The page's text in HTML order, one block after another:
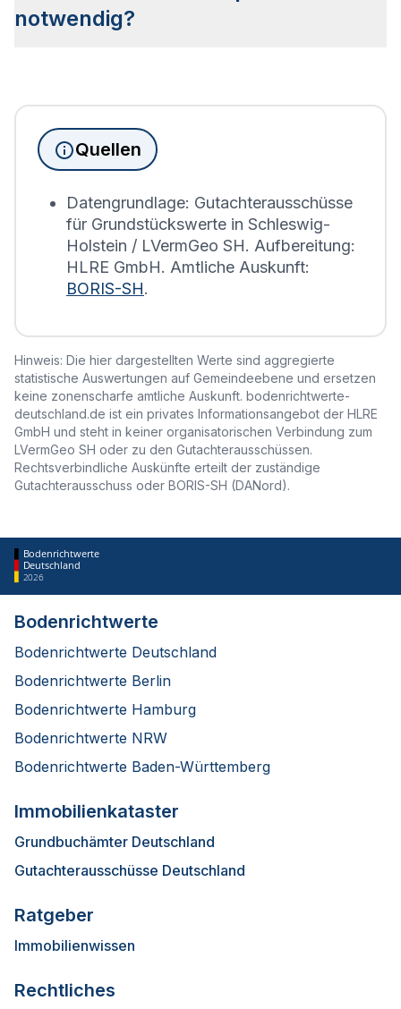
Bodenrichtwertzonen unterteilt, die Aufschluss
über den Wert des Bodens sowie die Bebauung
notwendig?
Immobilien, die sich in Schülp bei Nortorf
befinden, wird die Grundsteuererklärung auf Basis
des Bodenrichtwerts des entsprechenden Jahres
Quellen
Datengrundlage: Gutachterausschüsse
für Grundstückswerte in Schleswig-
Holstein / LVermGeo SH. Aufbereitung:
HLRE GmbH. Amtliche Auskunft:
BORIS-SH.
Hinweis: Die hier dargestellten Werte sind aggregierte
statistische Auswertungen auf Gemeindeebene und ersetzen
keine zonenscharfe amtliche Auskunft. bodenrichtwerte-
deutschland.de ist ein privates Informationsangebot der HLRE
GmbH und steht in keiner organisatorischen Verbindung zum
LVermGeo SH oder zu den Gutachterausschüssen.
Rechtsverbindliche Auskünfte erteilt der zuständige
Gutachterausschuss oder BORIS-SH (DANord).
Bodenrichtwerte
Deutschland
2026
Bodenrichtwerte
Bodenrichtwerte Deutschland
Bodenrichtwerte Berlin
Bodenrichtwerte Hamburg
Bodenrichtwerte NRW
Bodenrichtwerte Baden-Württemberg
Immobilienkataster
Grundbuchämter Deutschland
Gutachterausschüsse Deutschland
Ratgeber
Immobilienwissen
Rechtliches